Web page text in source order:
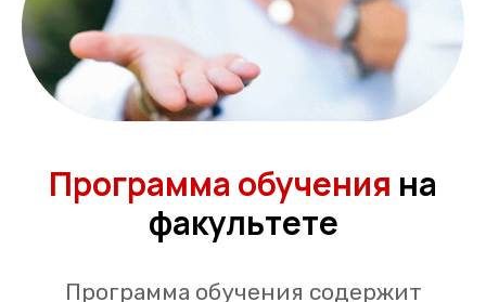
Программа обучения на
факультете
Программа обучения содержит